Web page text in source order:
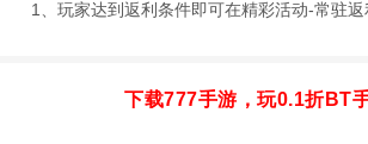
1、玩家达到返利条件即可在精彩活动-常驻返
下载777手游，玩0.1折BT